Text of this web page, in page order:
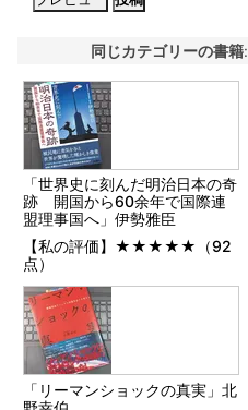
同じカテゴリーの書籍:
「世界史に刻んだ明治日本の奇
跡 開国から60余年で国際連
盟理事国へ」伊勢雅臣
【私の評価】★★★★★（92
点）
「リーマンショックの真実」北